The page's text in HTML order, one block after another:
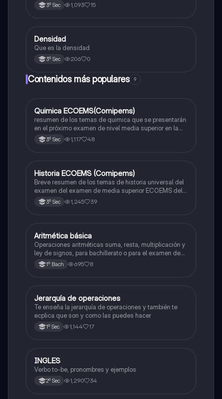
3º Sec 1,093 15
Matemáticas
Densidad
Que es la densidad
3º Sec 206 0
Contenidos más populares 9
Química
Quimica ECOEMS(Comipems)
resumen de los temas de quimica que se presentarán
en el próximo examen de nivel media superior en la
zona metropolitana de el valle de México
3º Sec 1,117 48
Historia
Historia ECOEMS (Comipems)
Breve resumen de los temas de historia universal del
examen del examen de media superior ECOEMS del
valle de México
3º Sec 1,245 39
Matemáticas
Aritmética básica
Operaciones aritméticas suma, resta, multiplicación y
ley de signos, para bachillerato o para el examen de
admisión a la universidad
1º Bach 695 8
Matemáticas
Jerarquía de operaciones
Te enseña la jerarquía de operaciones y también te
ecplica que son y como las puedes hacer
1º Sec 1,144 17
Inglés
INGLES
Verbo to-be, pronombres y ejemplos
2º Sec 1,290 34